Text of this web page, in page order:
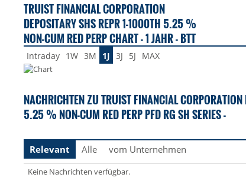
TRUIST FINANCIAL CORPORATION
DEPOSITARY SHS REPR 1-1000TH 5.25 %
NON-CUM RED PERP CHART - 1 JAHR - BTT
Intraday 1W 3M 1J 3J 5J MAX
NACHRICHTEN ZU TRUIST FINANCIAL
5.25 % NON-CUM RED PERP PFD RG SH SERIES -
Relevant
Alle vom Unternehmen
Keine Nachrichten verfügbar.